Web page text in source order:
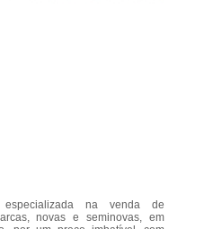
na venda de
novas e seminovas, em